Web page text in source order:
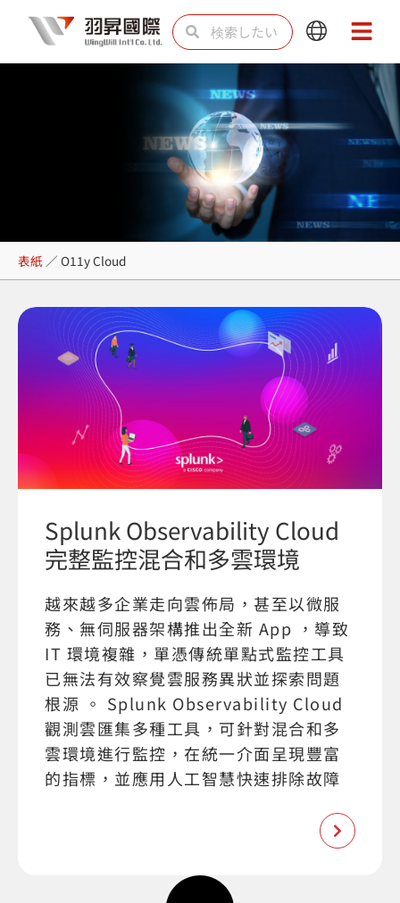
を
検
索 索
Main
Menu
Main
Menu
O11y Cloud
表紙 ／ O11y Cloud
Splunk Observability Cloud
完整監控混合和多雲環境
越來越多企業走向雲佈局，甚至以微服
務、無伺服器架構推出全新 App ，導致
IT 環境複雜，單憑傳統單點式監控工具
已無法有效察覺雲服務異狀並探索問題
根源 。 Splunk Observability Cloud
觀測雲匯集多種工具，可針對混合和多
雲環境進行監控，在統一介面呈現豐富
的指標，並應用人工智慧快速排除故障